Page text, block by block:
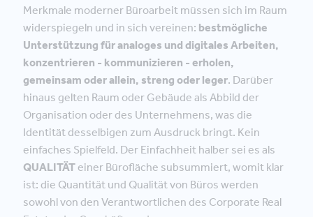
Merkmale moderner Büroarbeit müssen sich im Raum
widerspiegeln und in sich vereinen: bestmögliche
Unterstützung für analoges und digitales Arbeiten,
konzentrieren - kommunizieren - erholen,
gemeinsam oder allein, streng oder leger. Darüber
hinaus gelten Raum oder Gebäude als Abbild der
Organisation oder des Unternehmens, was die
Identität desselbigen zum Ausdruck bringt. Kein
einfaches Spielfeld. Der Einfachheit halber sei es als
QUALITÄT einer Bürofläche subsummiert, womit klar
ist: die Quantität und Qualität von Büros werden
sowohl von den Verantwortlichen des Corporate Real